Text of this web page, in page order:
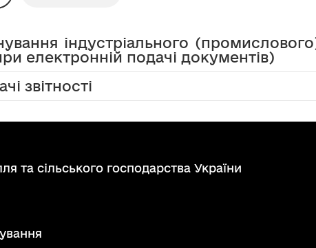
індустріального
електронній подачі документів)
звітності
та сільського господарства України